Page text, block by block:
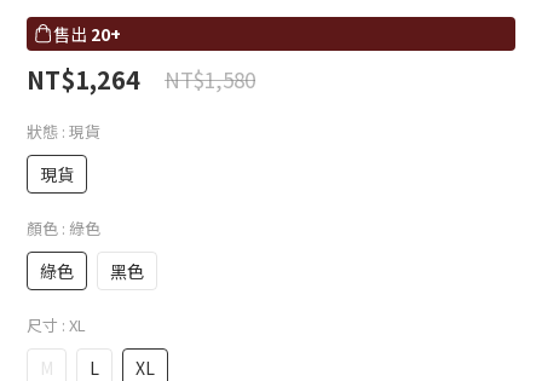
售出 20+
NT$1,264 NT$1,580
狀態 : 現貨
現貨
顏色 : 綠色
綠色 黑色
尺寸 : XL
M L XL